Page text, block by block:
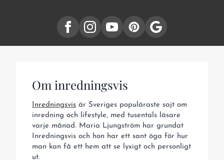
Om inredningsvis
Inredningsvis är Sveriges populäraste sajt om
inredning och lifestyle, med tusentals läsare
varje månad. Maria Ljungström har grundat
Inredningsvis och hon har ett sant öga för hur
man kan få ett hem att se lyxigt och personligt
ut.